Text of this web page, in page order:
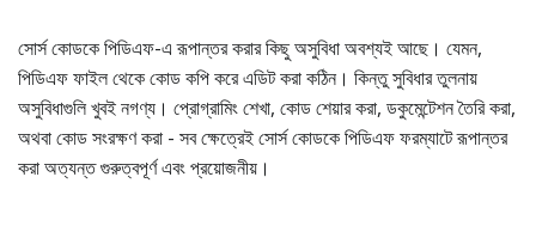
সোর্স কোডকে পিডিএফ-এ রূপান্তর করার কিছু অসুবিধা অবশ্যই আছে। যেমন,
পিডিএফ ফাইল থেকে কোড কপি করে এডিট করা কঠিন। কিন্তু সুবিধার তুলনায়
অসুবিধাগুলি খুবই নগণ্য। প্রোগ্রামিং শেখা, কোড শেয়ার করা, ডকুমেন্টেশন তৈরি করা,
অথবা কোড সংরক্ষণ করা - সব ক্ষেত্রেই সোর্স কোডকে পিডিএফ ফরম্যাটে রূপান্তর
করা অত্যন্ত গুরুত্বপূর্ণ এবং প্রয়োজনীয়।